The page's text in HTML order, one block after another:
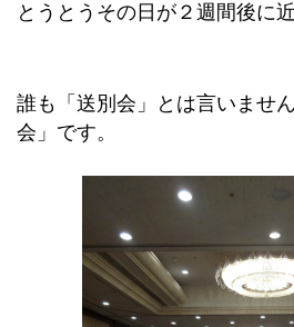
とうとうその日が２週間後に
誰も「送別会」とは言いませ
会」です。